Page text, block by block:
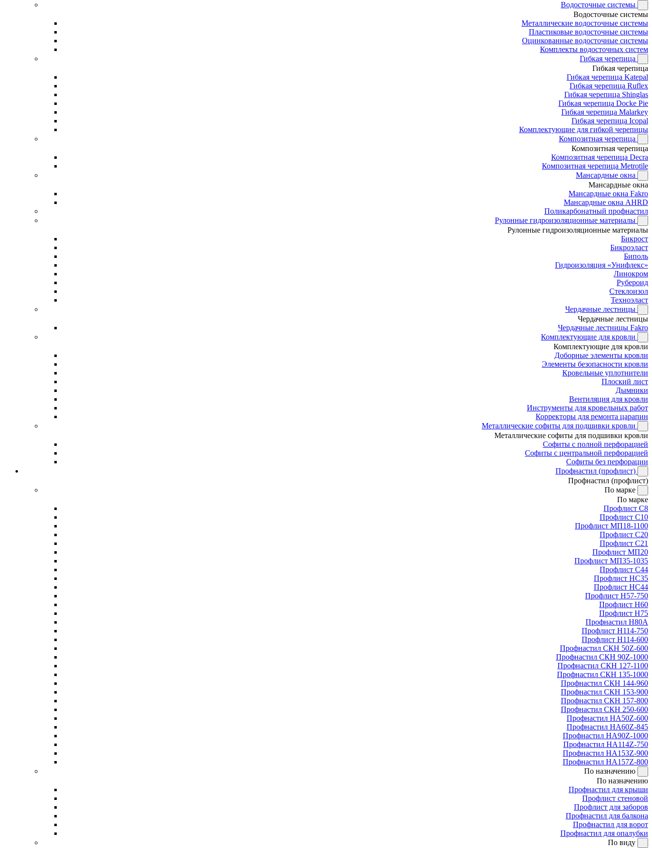
Водосточные системы
Водосточные системы
Металлические водосточные системы
Пластиковые водосточные системы
Оцинкованные водосточные системы
Комплекты водосточных систем
Гибкая черепица
Гибкая черепица
Гибкая черепица Katepal
Гибкая черепица Ruflex
Гибкая черепица Shinglas
Гибкая черепица Docke Pie
Гибкая черепица Malarkey
Гибкая черепица Icopal
Комплектующие для гибкой черепицы
Композитная черепица
Композитная черепица
Композитная черепица Decra
Композитная черепица Metrotile
Мансардные окна
Мансардные окна
Мансардные окна Fakro
Мансардные окна AHRD
Поликарбонатный профнастил
Рулонные гидроизоляционные материалы
Рулонные гидроизоляционные материалы
Бикрост
Бикроэласт
Биполь
Гидроизоляция «Унифлекс»
Линокром
Рубероид
Стеклоизол
Техноэласт
Чердачные лестницы
Чердачные лестницы
Чердачные лестницы Fakro
Комплектующие для кровли
Комплектующие для кровли
Доборные элементы кровли
Элементы безопасности кровли
Кровельные уплотнители
Плоский лист
Дымники
Вентиляция для кровли
Инструменты для кровельных работ
Корректоры для ремонта царапин
Металлические софиты для подшивки кровли
Металлические софиты для подшивки кровли
Софиты с полной перфорацией
Софиты с центральной перфорацией
Софиты без перфорации
Профнастил (профлист)
Профнастил (профлист)
По марке
По марке
Профлист С8
Профлист С10
Профлист МП18-1100
Профлист С20
Профлист С21
Профлист МП20
Профлист МП35-1035
Профлист С44
Профлист НС35
Профлист НС44
Профлист Н57-750
Профлист Н60
Профлист Н75
Профнастил Н80А
Профлист Н114-750
Профлист Н114-600
Профнастил СКН 50Z-600
Профнастил СКН 90Z-1000
Профнастил СКН 127-1100
Профнастил СКН 135-1000
Профнастил СКН 144-960
Профнастил СКН 153-900
Профнастил СКН 157-800
Профнастил СКН 250-600
Профнастил НА50Z-600
Профнастил НА60Z-845
Профнастил НА90Z-1000
Профнастил НА114Z-750
Профнастил НА153Z-900
Профнастил НА157Z-800
По назначению
По назначению
Профнастил для крыши
Профлист стеновой
Профлист для заборов
Профнастил для балкона
Профнастил для ворот
Профнастил для опалубки
По виду